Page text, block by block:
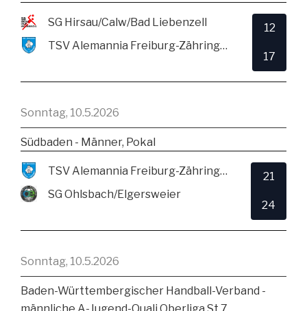
SG Hirsau/Calw/Bad Liebenzell
TSV Alemannia Freiburg-Zähringen
12
17
Sonntag, 10.5.2026
Südbaden - Männer, Pokal
TSV Alemannia Freiburg-Zähringen
SG Ohlsbach/Elgersweier
21
24
Sonntag, 10.5.2026
Baden-Württembergischer Handball-Verband -